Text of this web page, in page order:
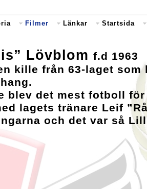
Filmer Länkar Startsida
Lövblom f.d 1963
kille från 63-laget som
blev det mest fotboll
lagets tränare Leif
och det var så